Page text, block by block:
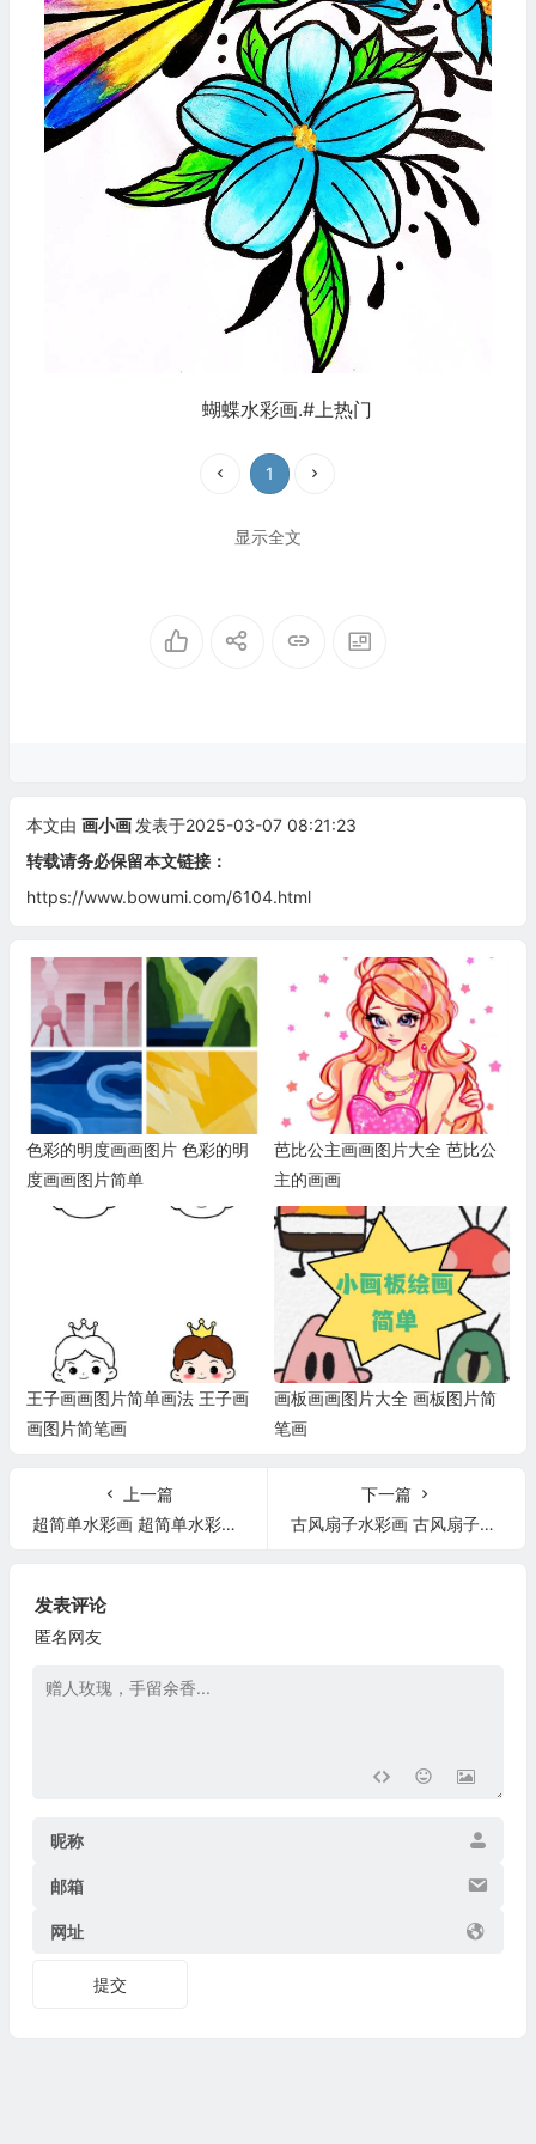
蝴蝶水彩画.#上热门
1
显示全文
本文由 画小画 发表于2025-03-07 08:21:23
转载请务必保留本文链接：
https://www.bowumi.com/6104.html
色彩的明度画画图片 色彩的明
度画画图片简单
芭比公主画画图片大全 芭比公
主的画画
王子画画图片简单画法 王子画
画图片简笔画
画板画画图片大全 画板图片简
笔画
上一篇
超简单水彩画 超简单水彩画一等奖
下一篇
古风扇子水彩画 古风扇子水彩画怎么画
发表评论
匿名网友
昵称
邮箱
网址
提交